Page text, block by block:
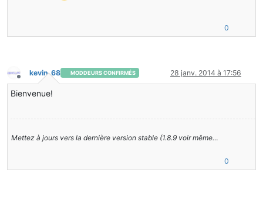
0
Hors-ligne
kevin_68 MODDEURS CONFIRMÉS 28 janv. 2014 à 17:56
Bienvenue!
Mettez à jours vers la dernière version stable (1.8.9 voir même…
0